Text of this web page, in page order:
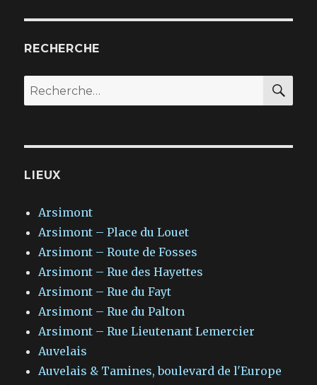
RECHERCHE
Recherche
pour
LIEUX
Arsimont
Arsimont – Place du Louet
Arsimont – Route de Fosses
Arsimont – Rue des Hayettes
Arsimont – Rue du Fayt
Arsimont – Rue du Palton
Arsimont – Rue Lieutenant Lemercier
Auvelais
Auvelais & Tamines, boulevard de l'Europe